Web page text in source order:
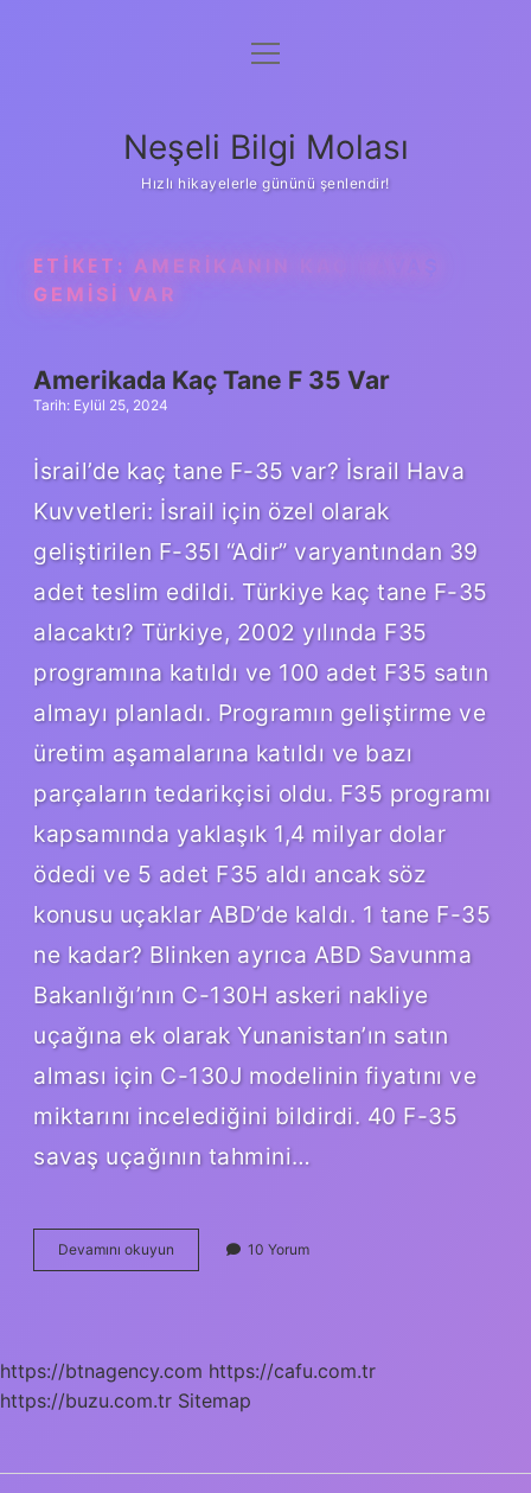
Anasayfa
Yasal Uyarı
menüyü
Neşeli Bilgi Molası
Hızlı hikayelerle gününü şenlendir!
ETIKET: AMERIKANIN KAÇ SAVAŞ
GEMISI VAR
Amerikada Kaç Tane F 35 Var
Tarih: Eylül 25, 2024
İsrail’de kaç tane F-35 var? İsrail Hava
Kuvvetleri: İsrail için özel olarak
geliştirilen F-35I “Adir” varyantından 39
adet teslim edildi. Türkiye kaç tane F-35
alacaktı? Türkiye, 2002 yılında F35
programına katıldı ve 100 adet F35 satın
almayı planladı. Programın geliştirme ve
üretim aşamalarına katıldı ve bazı
parçaların tedarikçisi oldu. F35 programı
kapsamında yaklaşık 1,4 milyar dolar
ödedi ve 5 adet F35 aldı ancak söz
konusu uçaklar ABD’de kaldı. 1 tane F-35
ne kadar? Blinken ayrıca ABD Savunma
Bakanlığı’nın C-130H askeri nakliye
uçağına ek olarak Yunanistan’ın satın
alması için C-130J modelinin fiyatını ve
miktarını incelediğini bildirdi. 40 F-35
savaş uçağının tahmini…
Devamını okuyun Amerikada
Kaç
10 Yorum
https://btnagency.com https://cafu.com.tr
https://buzu.com.tr Sitemap